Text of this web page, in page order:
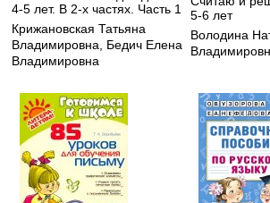
4-5 лет. В 2-х частях. Часть 1
Крижановская Татьяна
Владимировна, Бедич Елена
Владимировна
5-6 лет
Володина